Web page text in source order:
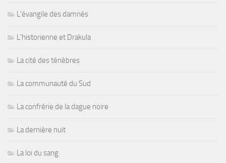
L'évangile des damnés
L'historienne et Drakula
La cité des ténèbres
La communauté du Sud
La confrérie de la dague noire
La dernière nuit
La loi du sang